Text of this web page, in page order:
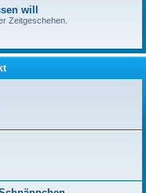
will
Zeitgeschehen.